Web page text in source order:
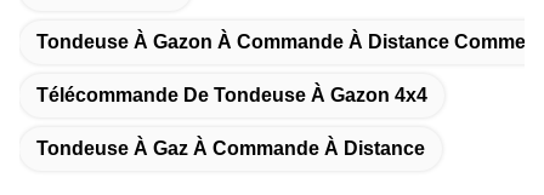
Tondeuse À Gazon À Commande À Distance
Télécommande De Tondeuse À Gazon 4x4
Tondeuse À Gaz À Commande À Distance